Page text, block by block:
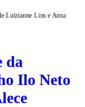
Luizianne Lins e Anna
da
Ilo Neto